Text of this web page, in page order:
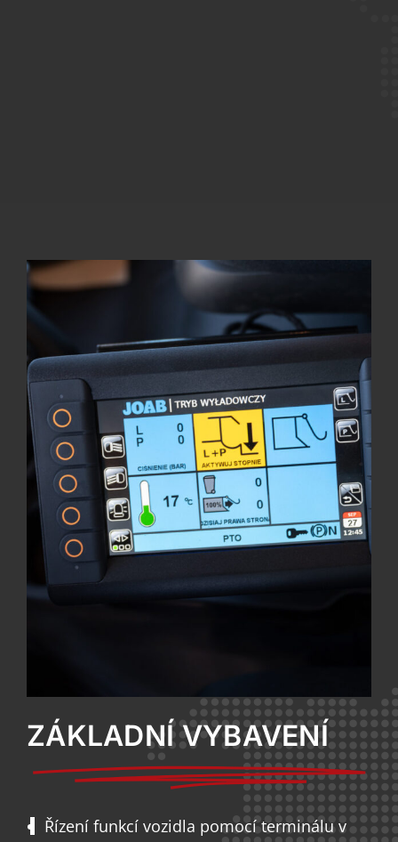
ZÁKLADNÍ VYBAVENÍ
Řízení funkcí vozidla pomocí terminálu v